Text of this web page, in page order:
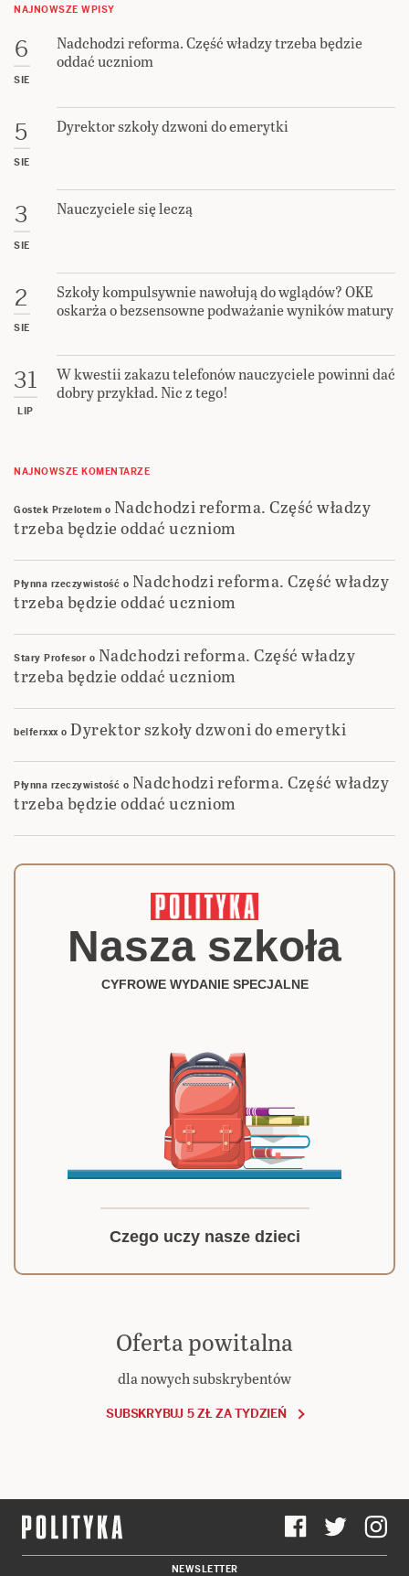
NAJNOWSZE WPISY
6
SIE
Nadchodzi reforma. Część władzy trzeba będzie
oddać uczniom
5
SIE
Dyrektor szkoły dzwoni do emerytki
3
SIE
Nauczyciele się leczą
2
SIE
Szkoły kompulsywnie nawołują do wglądów? OKE
oskarża o bezsensowne podważanie wyników matury
31
LIP
W kwestii zakazu telefonów nauczyciele powinni dać
dobry przykład. Nic z tego!
NAJNOWSZE KOMENTARZE
Gostek Przelotem o Nadchodzi reforma. Część władzy
trzeba będzie oddać uczniom
Płynna rzeczywistość o Nadchodzi reforma. Część władzy
trzeba będzie oddać uczniom
Stary Profesor o Nadchodzi reforma. Część władzy
trzeba będzie oddać uczniom
belferxxx o Dyrektor szkoły dzwoni do emerytki
Płynna rzeczywistość o Nadchodzi reforma. Część władzy
trzeba będzie oddać uczniom
Nasza szkoła
CYFROWE WYDANIE SPECJALNE
Czego uczy nasze dzieci
Oferta powitalna
dla nowych subskrybentów
SUBSKRYBUJ 5 ZŁ ZA TYDZIEŃ
NEWSLETTER